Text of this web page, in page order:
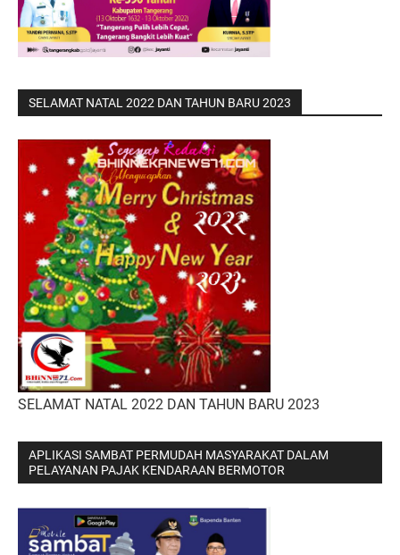
SELAMAT NATAL 2022 DAN TAHUN BARU 2023
SELAMAT NATAL 2022 DAN TAHUN BARU 2023
APLIKASI SAMBAT PERMUDAH MASYARAKAT DALAM
PELAYANAN PAJAK KENDARAAN BERMOTOR